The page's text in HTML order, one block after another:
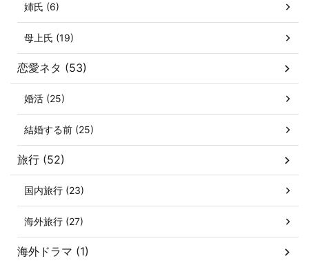
姉氏 (6)
母上氏 (19)
恋愛ネタ (53)
婚活 (25)
結婚する前 (25)
旅行 (52)
国内旅行 (23)
海外旅行 (27)
海外ドラマ (1)